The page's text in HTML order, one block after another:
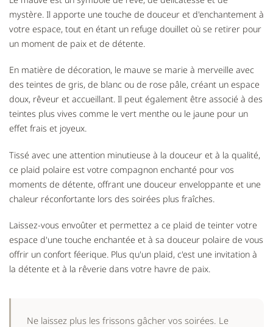
mystère. Il apporte une touche de douceur et d'enchantement à
votre espace, tout en étant un refuge douillet où se retirer pour
un moment de paix et de détente.
En matière de décoration, le mauve se marie à merveille avec
des teintes de gris, de blanc ou de rose pâle, créant un espace
doux, rêveur et accueillant. Il peut également être associé à des
teintes plus vives comme le vert menthe ou le jaune pour un
effet frais et joyeux.
Tissé avec une attention minutieuse à la douceur et à la qualité,
ce plaid polaire est votre compagnon enchanté pour vos
moments de détente, offrant une douceur enveloppante et une
chaleur réconfortante lors des soirées plus fraîches.
Laissez-vous envoûter et permettez a ce plaid de teinter votre
espace d'une touche enchantée et à sa douceur polaire de vous
offrir un confort féerique. Plus qu'un plaid, c'est une invitation à
la détente et à la rêverie dans votre havre de paix.
Ne laissez plus les frissons gâcher vos soirées. Le